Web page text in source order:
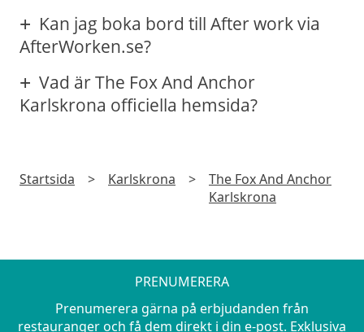
Kan jag boka bord till After work via
AfterWorken.se?
Vad är The Fox And Anchor
Karlskrona officiella hemsida?
Startsida > Karlskrona >
The Fox And Anchor
Karlskrona
PRENUMERERA
Prenumerera gärna på erbjudanden från
restauranger och få dem direkt i din e-post. Exklusiva